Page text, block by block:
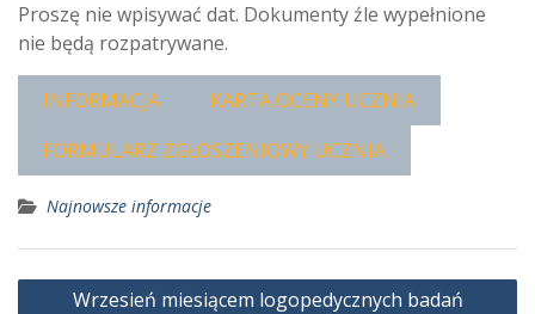
Proszę nie wpisywać dat. Dokumenty źle wypełnione
nie będą rozpatrywane.
INFORMACJA
KARTA OCENY UCZNIA
FORMULARZ ZGŁOSZENIOWY UCZNIA
Najnowsze informacje
Nawigacja
Wrzesień miesiącem logopedycznych badań